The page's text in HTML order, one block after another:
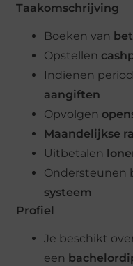
Taakomschrijving
Boeken van
Opstellen
Indienen
aangiften
Opvolgen
Maandelijkse
Uitbetalen
Ondersteunen
systeem
Profiel
Je beschikt
een